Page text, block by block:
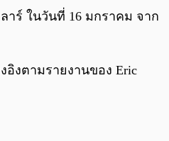
าร์ ในวันที่ 16 มกราคม จาก
อิงตามรายงานของ Eric